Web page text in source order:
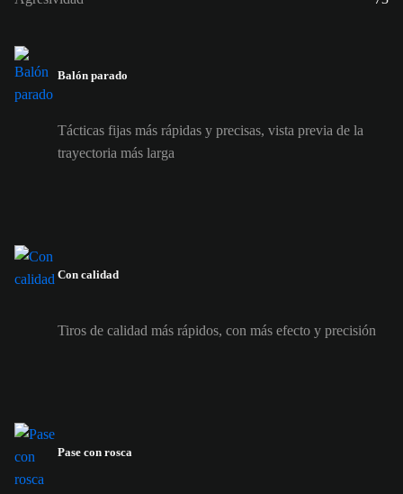
Balón parado
Tácticas fijas más rápidas y precisas, vista previa de la
trayectoria más larga
Con calidad
Tiros de calidad más rápidos, con más efecto y precisión
Pase con rosca